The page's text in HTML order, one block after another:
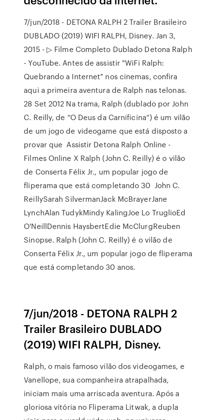
7/jun/2018 - DETONA RALPH 2 Trailer Brasileiro
DUBLADO (2019) WIFI RALPH, Disney. Jan 3,
2015 - ▷ Filme Completo Dublado Detona Ralph
- YouTube. Antes de assistir "WiFi Ralph:
Quebrando a Internet" nos cinemas, confira
aqui a primeira aventura de Ralph nas telonas.
28 Set 2012 Na trama, Ralph (dublado por John
C. Reilly, de “O Deus da Carnificina“) é um vilão
de um jogo de videogame que está disposto a
provar que Assistir Detona Ralph Online -
Filmes Online X Ralph (John C. Reilly) é o vilão
de Conserta Félix Jr., um popular jogo de
fliperama que está completando 30 John C.
ReillySarah SilvermanJack McBrayerJane
LynchAlan TudykMindy KalingJoe Lo TruglioEd
O'NeillDennis HaysbertEdie McClurgReuben
Sinopse. Ralph (John C. Reilly) é o vilão de
Conserta Félix Jr., um popular jogo de fliperama
que está completando 30 anos.
7/jun/2018 - DETONA RALPH 2
Trailer Brasileiro DUBLADO
(2019) WIFI RALPH, Disney.
Ralph, o mais famoso vilão dos videogames, e
Vanellope, sua companheira atrapalhada,
iniciam mais uma arriscada aventura. Após a
gloriosa vitória no Fliperama Litwak, a dupla